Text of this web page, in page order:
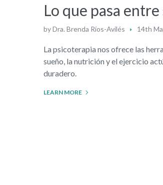
Lo que pasa
byDra. Brenda Ríos-Avilés 14th
La psicoterapia nos ofrece las
sueño, la nutrición y el ejercicio
duradero.
LEARN MORE